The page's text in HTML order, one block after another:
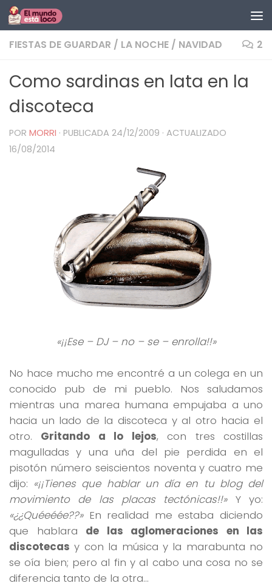
Saltar al contenido
FIESTAS DE GUARDAR / LA NOCHE / NAVIDAD 2
Como sardinas en lata en la
discoteca
POR MORRI · PUBLICADA 24/12/2009 · ACTUALIZADO
16/08/2014
«¡¡Ese – DJ – no – se – enrolla!!»
No hace mucho me encontré a un colega en un
conocido pub de mi pueblo. Nos saludamos
mientras una marea humana empujaba a uno
hacia un lado de la discoteca y al otro hacia el
otro. Gritando a lo lejos, con tres costillas
magulladas y una uña del pie perdida en el
pisotón número seiscientos noventa y cuatro me
dijo: «¡¡Tienes que hablar un día en tu blog del
movimiento de las placas tectónicas!!»Y yo:
«¿¿Quéeéée??»En realidad me estaba diciendo
que hablara de las aglomeraciones en las
discotecas y con la música y la marabunta no
se oía bien; pero al fin y al cabo una cosa no se
diferencia tanto de la otra…